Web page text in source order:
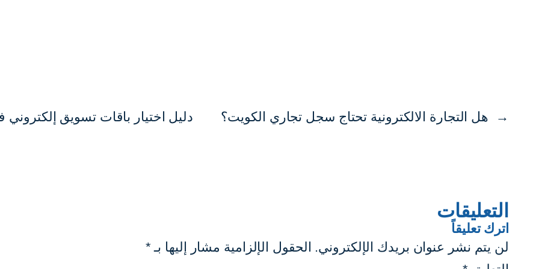
← هل التجارة الالكترونية تحتاج سجل تجاري الكويت؟ دليل اختيار باقات تسويق
التعليقات
اترك تعليقاً
لن يتم نشر عنوان بريدك الإلكتروني. الحقول الإلزامية مشار إليها بـ *